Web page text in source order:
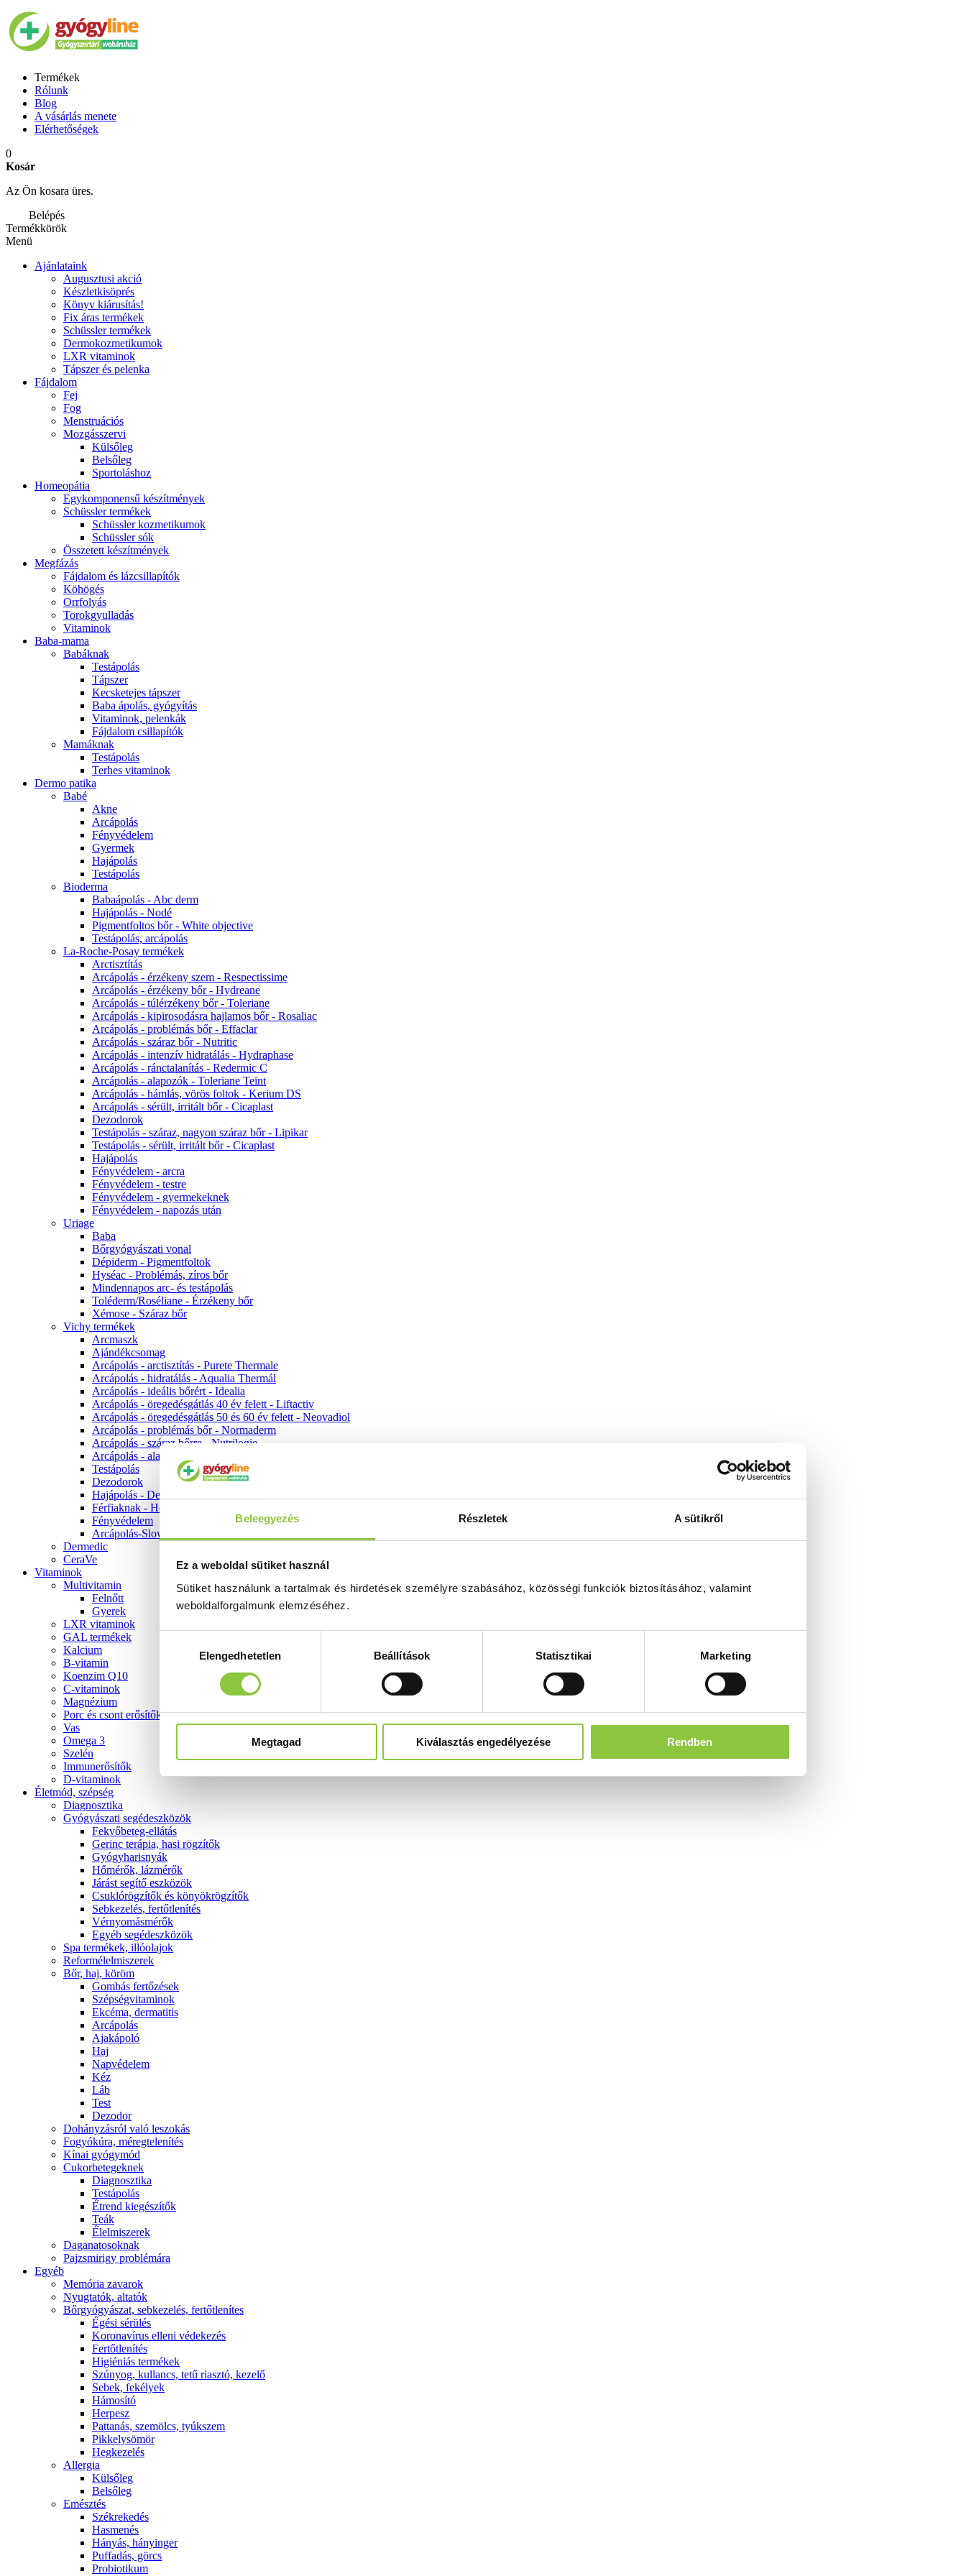
Beleegyezés Részletek A sütikről
Ez a weboldal sütiket használ
Sütiket használunk a tartalmak és hirdetések személyre szabásához, közösségi funkciók biztosításához, valamint
weboldalforgalmunk elemzéséhez.
kiválasztásaElengedhetetlen Beállítások Statisztikai Marketing
Megtagad Kiválasztás engedélyezése Rendben
Termékek
Rólunk
Blog
A vásárlás menete
Elérhetőségek
0
Kosár
Az Ön kosara üres.
Belépés
Termékkörök
Menü
Ajánlataink
Augusztusi akció
Készletkisöprés
Könyv kiárusítás!
Fix áras termékek
Schüssler termékek
Dermokozmetikumok
LXR vitaminok
Tápszer és pelenka
Fájdalom
Fej
Fog
Menstruációs
Mozgásszervi
Külsőleg
Belsőleg
Sportoláshoz
Homeopátia
Egykomponensű készítmények
Schüssler termékek
Schüssler kozmetikumok
Schüssler sók
Összetett készítmények
Megfázás
Fájdalom és lázcsillapítók
Köhögés
Orrfolyás
Torokgyulladás
Vitaminok
Baba-mama
Babáknak
Testápolás
Tápszer
Kecsketejes tápszer
Baba ápolás, gyógyítás
Vitaminok, pelenkák
Fájdalom csillapítók
Mamáknak
Testápolás
Terhes vitaminok
Dermo patika
Babé
Akne
Arcápolás
Fényvédelem
Gyermek
Hajápolás
Testápolás
Bioderma
Babaápolás - Abc derm
Hajápolás - Nodé
Pigmentfoltos bőr - White objective
Testápolás, arcápolás
La-Roche-Posay termékek
Arctisztítás
Arcápolás - érzékeny szem - Respectissime
Arcápolás - érzékeny bőr - Hydreane
Arcápolás - túlérzékeny bőr - Toleriane
Arcápolás - kipirosodásra hajlamos bőr - Rosaliac
Arcápolás - problémás bőr - Effaclar
Arcápolás - száraz bőr - Nutritic
Arcápolás - intenzív hidratálás - Hydraphase
Arcápolás - ránctalanítás - Redermic C
Arcápolás - alapozók - Toleriane Teint
Arcápolás - hámlás, vörös foltok - Kerium DS
Arcápolás - sérült, irritált bőr - Cicaplast
Dezodorok
Testápolás - száraz, nagyon száraz bőr - Lipikar
Testápolás - sérült, irritált bőr - Cicaplast
Hajápolás
Fényvédelem - arcra
Fényvédelem - testre
Fényvédelem - gyermekeknek
Fényvédelem - napozás után
Uriage
Baba
Bőrgyógyászati vonal
Dépiderm - Pigmentfoltok
Hyséac - Problémás, zíros bőr
Mindennapos arc- és testápolás
Toléderm/Roséliane - Érzékeny bőr
Xémose - Száraz bőr
Vichy termékek
Arcmaszk
Ajándékcsomag
Arcápolás - arctisztítás - Purete Thermale
Arcápolás - hidratálás - Aqualia Thermál
Arcápolás - ideális bőrért - Idealia
Arcápolás - öregedésgátlás 40 év felett - Liftactiv
Arcápolás - öregedésgátlás 50 és 60 év felett - Neovadiol
Arcápolás - problémás bőr - Normaderm
Arcápolás - száraz bőrre - Nutrilogie
Arcápolás - alapozók
Testápolás
Dezodorok
Hajápolás - Dercos
Férfiaknak - Homme
Fényvédelem
Arcápolás-Slow Age
Dermedic
CeraVe
Vitaminok
Multivitamin
Felnőtt
Gyerek
LXR vitaminok
GAL termékek
Kalcium
B-vitamin
Koenzim Q10
C-vitaminok
Magnézium
Porc és csont erősítők
Vas
Omega 3
Szelén
Immunerősítők
D-vitaminok
Életmód, szépség
Diagnosztika
Gyógyászati segédeszközök
Fekvőbeteg-ellátás
Gerinc terápia, hasi rögzítők
Gyógyharisnyák
Hőmérők, lázmérők
Járást segítő eszközök
Csuklórögzítők és könyökrögzítők
Sebkezelés, fertőtlenítés
Vérnyomásmérők
Egyéb segédeszközök
Spa termékek, illóolajok
Reformélelmiszerek
Bőr, haj, köröm
Gombás fertőzések
Szépségvitaminok
Ekcéma, dermatitis
Arcápolás
Ajakápoló
Haj
Napvédelem
Kéz
Láb
Test
Dezodor
Dohányzásról való leszokás
Fogyókúra, méregtelenítés
Kínai gyógymód
Cukorbetegeknek
Diagnosztika
Testápolás
É́trend kiegészítők
Teák
É́lelmiszerek
Daganatosoknak
Pajzsmirigy problémára
Egyéb
Memória zavarok
Nyugtatók, altatók
Bőrgyógyászat, sebkezelés, fertőtlenítes
É́gési sérülés
Koronavírus elleni védekezés
Fertőtlenítés
Higiéniás termékek
Szúnyog, kullancs, tetű riasztó, kezelő
Sebek, fekélyek
Hámosító
Herpesz
Pattanás, szemölcs, tyúkszem
Pikkelysömör
Hegkezelés
Allergia
Külsőleg
Belsőleg
Emésztés
Székrekedés
Hasmenés
Hányás, hányinger
Puffadás, görcs
Probiotikum